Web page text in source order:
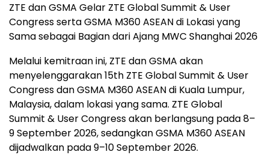
ZTE dan GSMA Gelar ZTE Global Summit & User
Congress serta GSMA M360 ASEAN di Lokasi yang
Sama sebagai Bagian dari Ajang MWC Shanghai 2026
Melalui kemitraan ini, ZTE dan GSMA akan
menyelenggarakan 15th ZTE Global Summit & User
Congress dan GSMA M360 ASEAN di Kuala Lumpur,
Malaysia, dalam lokasi yang sama. ZTE Global
Summit & User Congress akan berlangsung pada 8–
9 September 2026, sedangkan GSMA M360 ASEAN
dijadwalkan pada 9–10 September 2026.